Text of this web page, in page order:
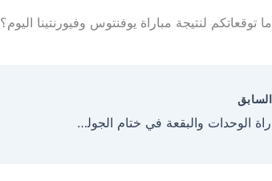
ما توقعاتكم لنتيجة مباراة يوفنتوس وفيورنتينا اليوم؟
السابق
مباراة الوحدات والبقعة في ختام الجولة 5 من درع الاتحاد الأردني